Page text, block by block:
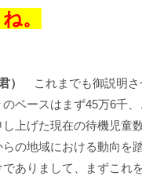
。
）
これまでも御説明さ
ベースはまず45万6千
上げた現在の待機児童
の地域における動向を
ありまして、まずこれ